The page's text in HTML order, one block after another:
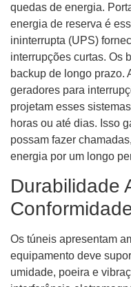
quedas de energia.
energia de reserva é
ininterrupta (UPS)
interrupções curtas. Os
backup de longo prazo.
geradores para
projetam esses
horas ou até dias. Isso
possam fazer
energia por um longo
Durabilidade
Os túneis apresentam
equipamento deve
umidade, poeira e